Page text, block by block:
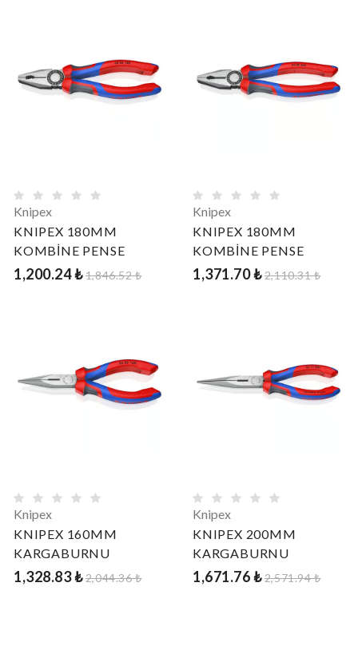
Knipex
KNIPEX 180MM
KOMBİNE PENSE
1,200.24 ₺1,846.52 ₺
Knipex
KNIPEX 180MM
KOMBİNE PENSE
1,371.70 ₺2,110.31 ₺
Knipex
KNIPEX 160MM
KARGABURNU
1,328.83 ₺2,044.36 ₺
Knipex
KNIPEX 200MM
KARGABURNU
1,671.76 ₺2,571.94 ₺